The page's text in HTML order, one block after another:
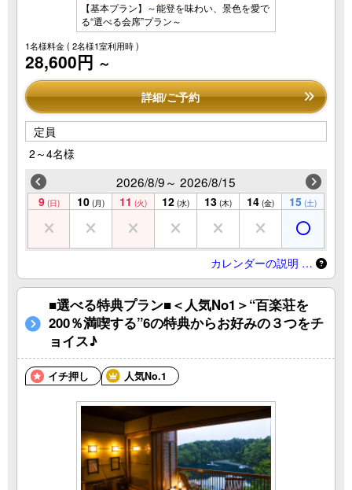
【基本プラン】～能登を味わい、景色を愛で
る“選べる会席”プラン～
1名様料金( 2名様1室利用時 )
28,600円 ～
詳細/ご予約
定員
2～4名様
2026/8/9～ 2026/8/15
9 (日) 10 (月) 11 (火) 12 (水) 13 (木) 14 (金) 15 (土)
カレンダーの説明 …
■選べる特典プラン■＜人気No1＞“百楽荘を
200％満喫する”6の特典からお好みの３つをチ
ョイス♪
イチ押し 人気No.1